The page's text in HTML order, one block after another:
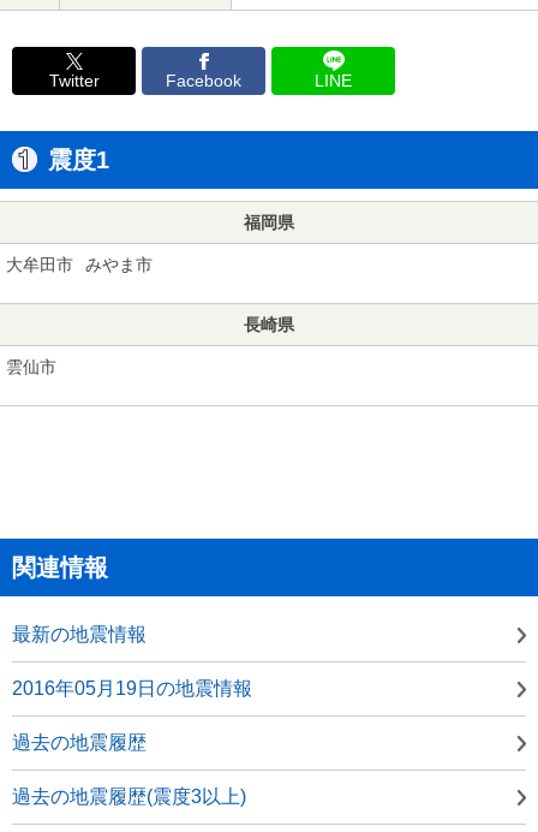
Twitter Facebook LINE
震度1
福岡県
大牟田市 みやま市
長崎県
雲仙市
関連情報
最新の地震情報
2016年05月19日の地震情報
過去の地震履歴
過去の地震履歴(震度3以上)